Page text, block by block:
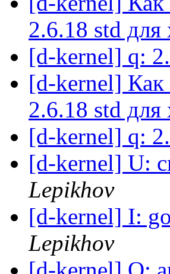
2.6.18 std для
[d-kernel] q:
[d-kernel] Как
2.6.18 std для
[d-kernel] q:
[d-kernel] U:
Lepikhov
[d-kernel] I:
Lepikhov